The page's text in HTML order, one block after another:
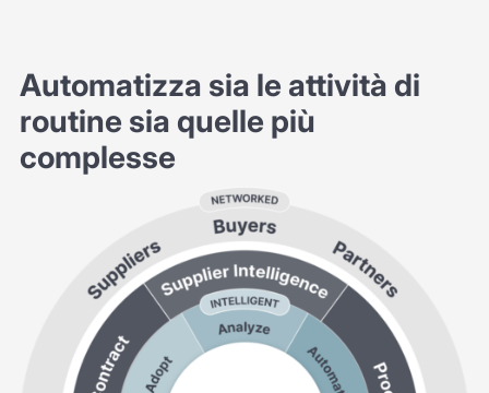
Automatizza sia le attività di
routine sia quelle più
complesse